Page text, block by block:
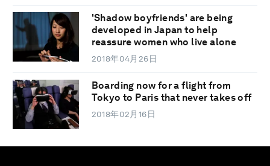
'Shadow boyfriends' are being
developed in Japan to help
reassure women who live alone
2018年04月26日
Boarding now for a flight from
Tokyo to Paris that never takes off
2018年02月16日